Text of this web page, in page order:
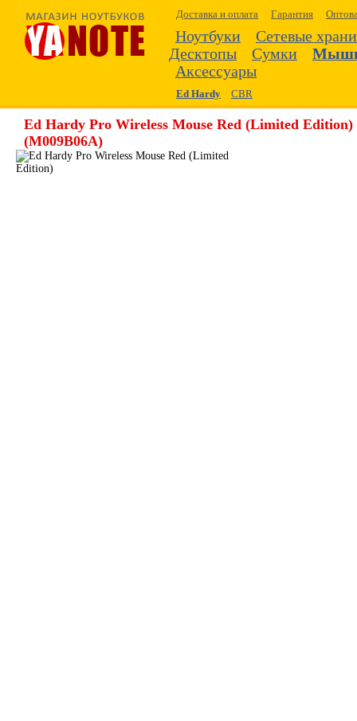
Доставка и оплата Гарантия
Ноутбуки
Сетевые
Десктопы
Сумки
Аксессуары
Ed Hardy CBR
Ed Hardy Pro Wireless Mouse Red (Limited Edition)
(M009B06A)